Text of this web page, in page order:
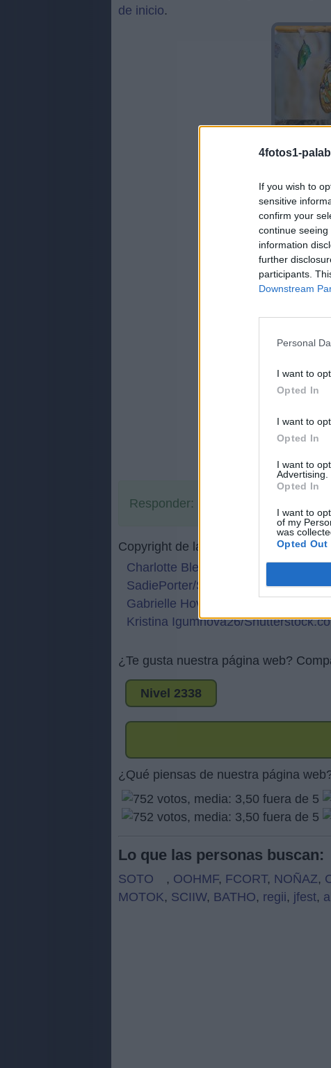
4fotos1-
If you wish to
sensitive
confirm your
continue
information
further
participants.
Downstream
Personal
I want to
Opted In
I want to
Opted In
I want to
Advertising.
Opted In
I want to
of my
was
Opted Out
de inicio.
Responder:
Copyright de las imágenes:
Charlotte Bleijenberg/
SadiePorter/Shutterstock.com
Gabrielle Hovey/Shutterstock.com
Kristina Igumnova26/
¿Te gusta nuestra página web?
Nivel 2338
¿Qué piensas de nuestra página
Lo que las personas buscan:
SOTO , OOHMF, FCORT, NOÑAZ,
MOTOK, SCIIW, BATHO, regii, jfest,